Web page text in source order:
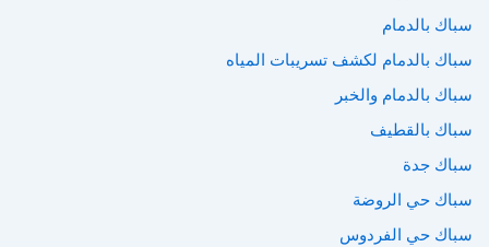
سباك بالدمام
سباك بالدمام لكشف تسريبات المياه
سباك بالدمام والخبر
سباك بالقطيف
سباك جدة
سباك حي الروضة
سباك حي الفردوس